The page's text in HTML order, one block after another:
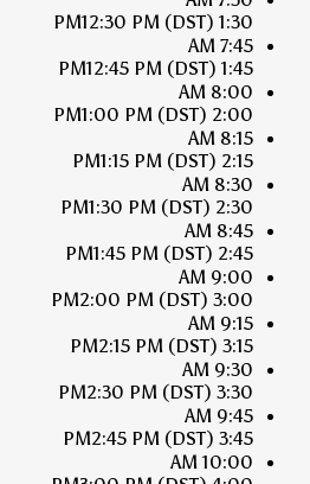
1:30 PM
12:30 PM (DST)
7:45 AM
1:45 PM
12:45 PM (DST)
8:00 AM
2:00 PM
1:00 PM (DST)
8:15 AM
2:15 PM
1:15 PM (DST)
8:30 AM
2:30 PM
1:30 PM (DST)
8:45 AM
2:45 PM
1:45 PM (DST)
9:00 AM
3:00 PM
2:00 PM (DST)
9:15 AM
3:15 PM
2:15 PM (DST)
9:30 AM
3:30 PM
2:30 PM (DST)
9:45 AM
3:45 PM
2:45 PM (DST)
10:00 AM